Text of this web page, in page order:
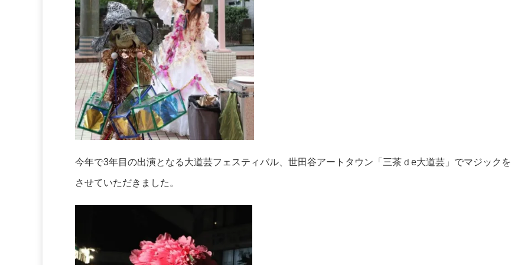
今年で3年目の出演となる大道芸フェスティバル、世田谷アートタウン「三茶ｄe大道芸」でマジックを
させていただきました。